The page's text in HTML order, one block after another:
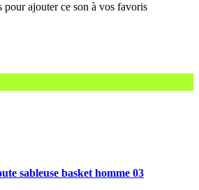
sableuse basket homme 03